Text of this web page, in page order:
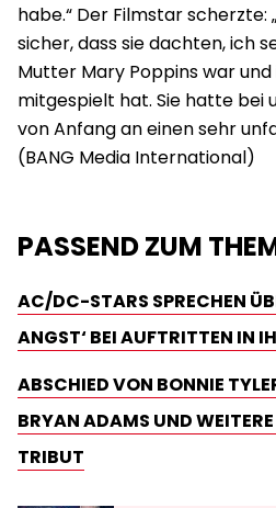
habe.“ Der Filmstar scherzte:
sicher, dass sie dachten, ich
Mutter Mary Poppins war und
mitgespielt hat. Sie hatte bei
von Anfang an einen sehr
PASSEND ZUM
AC/DC-STARS SPRECHEN
NGST‘ BEI AUFTRITTEN IN
ABSCHIED VON BONNIE
BRYAN ADAMS UND
TRIBUT